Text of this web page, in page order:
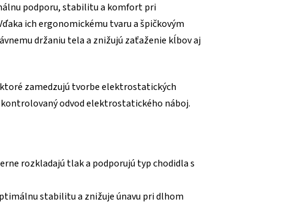
podporu, stabilitu a komfort pri
ich ergonomickému tvaru a špičkovým
držaniu tela a znižujú zaťaženie kĺbov aj
zamedzujú tvorbe elektrostatických
odvod elektrostatického náboj.
rozkladajú tlak a podporujú typ chodidla s
stabilitu a znižuje únavu pri dlhom